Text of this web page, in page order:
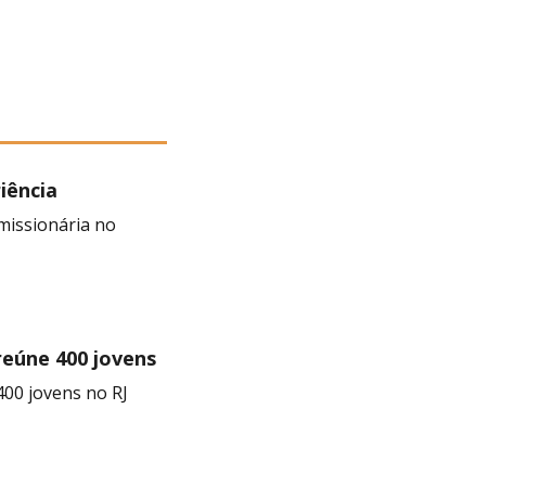
Negra
no
400 jovens
jovens no RJ